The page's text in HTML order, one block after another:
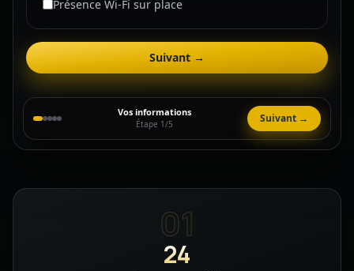
Présence Wi-Fi sur place
Suivant →
Vos informations
Étape 1/5 Suivant →
01
24